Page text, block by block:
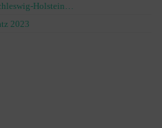
Holstein…
2023